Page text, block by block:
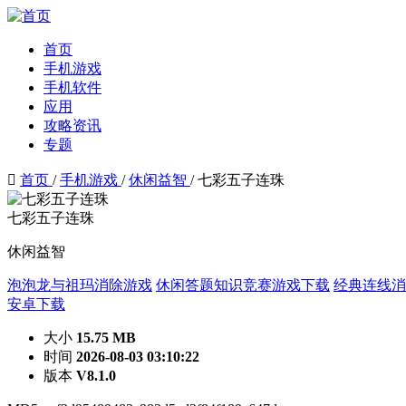
首页
手机游戏
手机软件
应用
攻略资讯
专题
 首页 / 手机游戏 / 休闲益智 / 七彩五子连珠
七彩五子连珠
休闲益智
泡泡龙与祖玛消除游戏 休闲答题知识竞赛游戏下载 经典连线
安卓下载
大小 15.75 MB
时间 2026-08-03 03:10:22
版本 V8.1.0